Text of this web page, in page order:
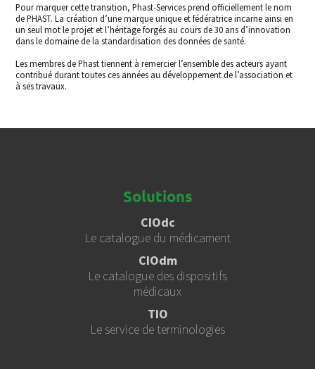
Pour marquer cette transition, Phast-Services prend officiellement le nom
de PHAST. La création d’une marque unique et fédératrice incarne ainsi en
un seul mot le projet et l’héritage forgés au cours de 30 ans d’innovation
dans le domaine de la standardisation des données de santé.
Les membres de Phast tiennent à remercier l’ensemble des acteurs ayant
contribué durant toutes ces années au développement de l’association et
à ses travaux.
Solutions
CIOdc
Le catalogue du médicament
CIOdm
Le catalogue des dispositifs
médicaux
TIO
Le service de terminologies